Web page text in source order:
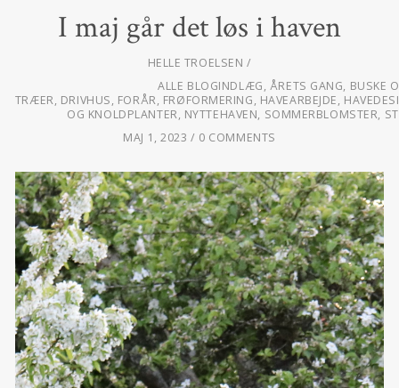
I maj går det løs i haven
HELLE TROELSEN
ALLE BLOGINDLÆG, ÅRETS GANG, BUSKE
TRÆER, DRIVHUS, FORÅR, FRØFORMERING, HAVEARBEJDE,
OG KNOLDPLANTER, NYTTEHAVEN, SOMMERBLOMSTER,
MAJ 1, 2023
0 COMMENTS